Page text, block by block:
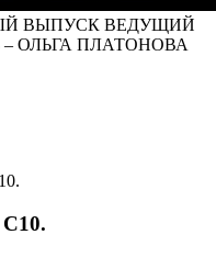
ВЫПУСК ВЕДУЩИЙ
ОЛЬГА ПЛАТОНОВА